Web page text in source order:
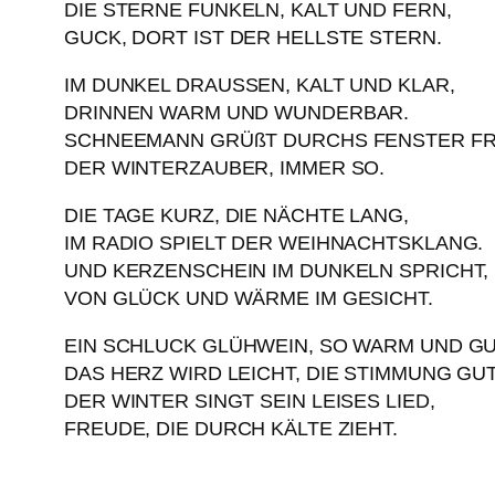
DIE STERNE FUNKELN, KALT UND FERN,
GUCK, DORT IST DER HELLSTE STERN.
IM DUNKEL DRAUSSEN, KALT UND KLAR,
DRINNEN WARM UND WUNDERBAR.
SCHNEEMANN GRÜßT DURCHS FENSTER
DER WINTERZAUBER, IMMER SO.
DIE TAGE KURZ, DIE NÄCHTE LANG,
IM RADIO SPIELT DER WEIHNACHTSKLANG.
UND KERZENSCHEIN IM DUNKELN SPRICHT,
VON GLÜCK UND WÄRME IM GESICHT.
EIN SCHLUCK GLÜHWEIN, SO WARM UND
DAS HERZ WIRD LEICHT, DIE STIMMUNG
DER WINTER SINGT SEIN LEISES LIED,
FREUDE, DIE DURCH KÄLTE ZIEHT.